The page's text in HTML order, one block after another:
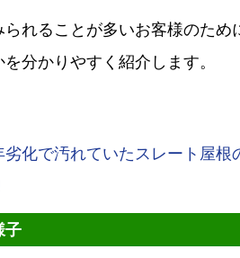
れることが多いお客様のため
分かりやすく紹介します。
劣化で汚れていたスレート屋
子